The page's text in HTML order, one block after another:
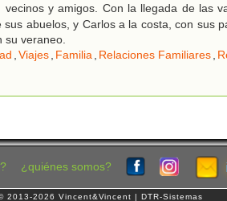
y amigos. Con la llegada de las
abuelos, y Carlos a la costa, con sus
su veraneo.
,Viajes, Familia, Relaciones Familiares,
¿quiénes somos?
2013-2026 Vincent&Vincent | DTR-Sistemas